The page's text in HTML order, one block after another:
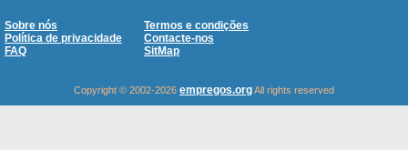
Sobre nós
Termos e condições
Política de privacidade
Contacte-nos
FAQ
SitMap
Copyright © 2002-2026 empregos.orgAll rights reserved